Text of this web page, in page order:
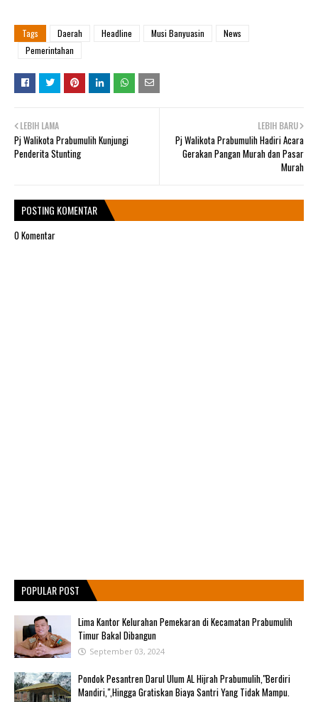
Tags Daerah Headline Musi Banyuasin
News
Pemerintahan
LEBIH BARU
Pj Walikota Prabumulih Hadiri Acara
Gerakan Pangan Murah dan Pasar
Murah
LEBIH LAMA
Pj Walikota Prabumulih Kunjungi
Penderita Stunting
POSTING KOMENTAR
0 Komentar
POPULAR POST
Lima Kantor Kelurahan Pemekaran di Kecamatan Prabumulih
Timur Bakal Dibangun
September 03, 2024
Pondok Pesantren Darul Ulum AL Hijrah Prabumulih,"Berdiri
Mandiri,",Hingga Gratiskan Biaya Santri Yang Tidak Mampu.